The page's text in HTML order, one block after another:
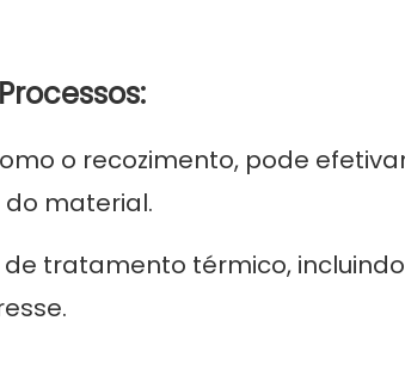
Processos:
o recozimento, pode
material.
tratamento térmico,